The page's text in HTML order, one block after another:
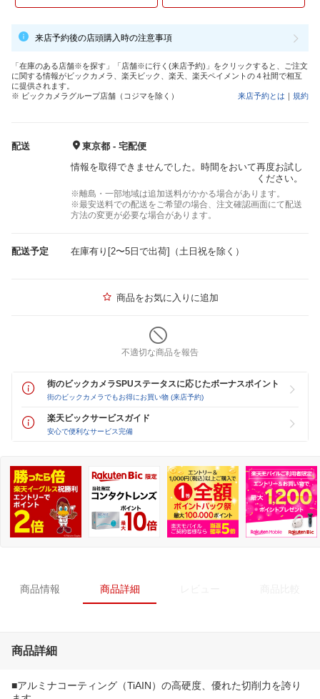
来店予約後の店頭購入時の注意事項
「在庫のある店舗※を探す」「店舗※に行く(来店予約)」をクリックすると、ご注文
に関する情報がビックカメラ、楽天ビック、楽天、楽天ペイメントの４社間で相互
に提供されます。
※ ビックカメラグループ店舗（コジマを除く）
来店予約とは ｜ 規約
配送
東京都 - 宅配便
情報を取得できませんでした。時間をおいて再度お試し
ください。
※離島・一部地域は追加送料がかかる場合があります。
※最安送料での配送をご希望の場合、注文確認画面にて配送
方法の変更が必要な場合があります。
配送予定 在庫有り[2〜5日で出荷]（土日祝を除く）
商品をお気に入りに追加
不適切な商品を報告
街のビックカメラSPUステータスに応じたボーナスポイント
街のビックカメラでもお得にお買い物 (来店予約)
楽天ビックサービスガイド
安心で便利なサービス完備
商品情報 商品詳細
商品詳細
■アルミナコーティング（TiAIN）の高硬度、優れた切削力を誇り